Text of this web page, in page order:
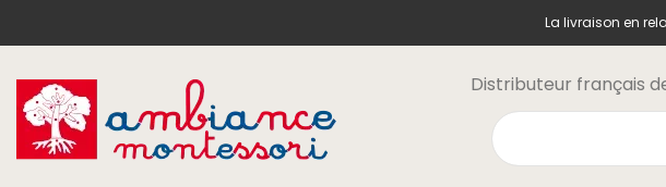
La livraison en
Distributeur français